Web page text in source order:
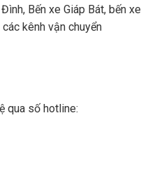
Bến xe Giáp Bát, bến xe
kênh vận chuyển
qua số hotline: